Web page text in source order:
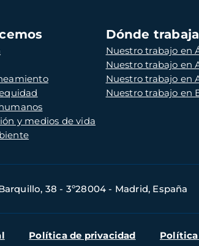
y medios de vida
Dónde
Nuestro trabajo en
Nuestro trabajo en
Nuestro trabajo en
Nuestro trabajo en
38 - 3º28004 - Madrid, España
Política de privacidad